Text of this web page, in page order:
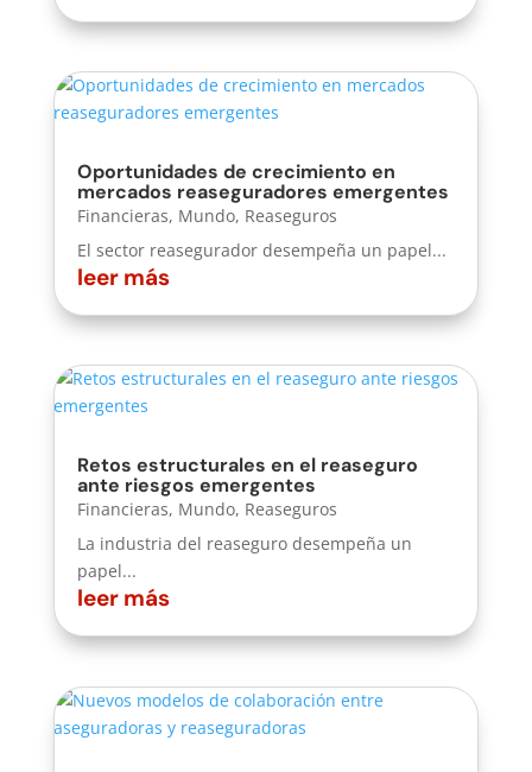
Oportunidades de crecimiento en
mercados reaseguradores emergentes
Financieras, Mundo, Reaseguros
El sector reasegurador desempeña un papel...
leer más
Retos estructurales en el reaseguro
ante riesgos emergentes
Financieras, Mundo, Reaseguros
La industria del reaseguro desempeña un
papel...
leer más